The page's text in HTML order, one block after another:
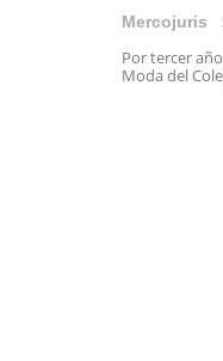
Mercojuris
Por tercer
Moda del